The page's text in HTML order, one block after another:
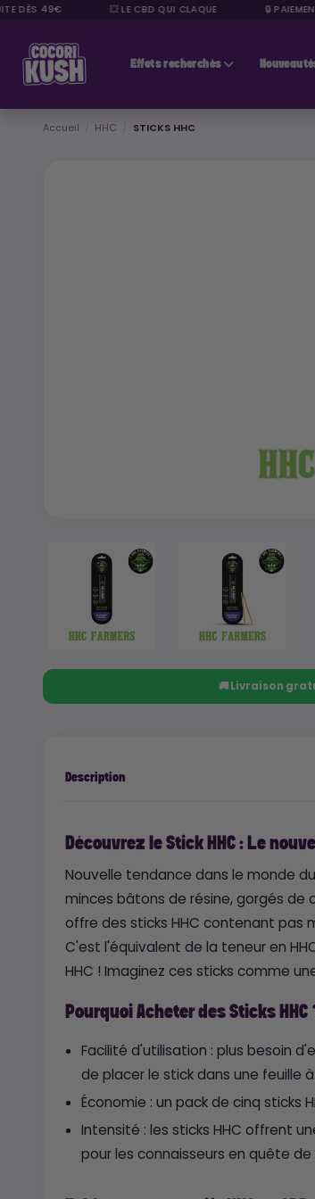
DÈS 49€ 💥 LE CBD QUI CLAQUE 🔒 PAIEMENT
Effets recherchés
Accueil HHC STICKS HHC
🚚 Livraison
Description
Découvrez le Stick HHC : Le
Nouvelle tendance dans le monde
minces bâtons de résine, gorgés de
offre des sticks HHC contenant pas
C'est l'équivalent de la teneur en
HHC ! Imaginez ces sticks comme
Pourquoi Acheter des Sticks HHC
Facilité d'utilisation : plus besoin
de placer le stick dans une feuille à
Économie : un pack de cinq sticks
Intensité : les sticks HHC offrent
pour les connaisseurs en quête